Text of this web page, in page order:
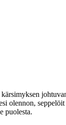
olennon,
puolesta.